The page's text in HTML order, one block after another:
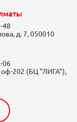
48
д. 7, 050010
06
оф-202 (БЦ "ЛИГА"),